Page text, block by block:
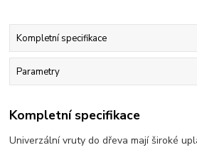
Kompletní specifikace
Parametry
Kompletní specifikace
Univerzální vruty do dřeva mají široké